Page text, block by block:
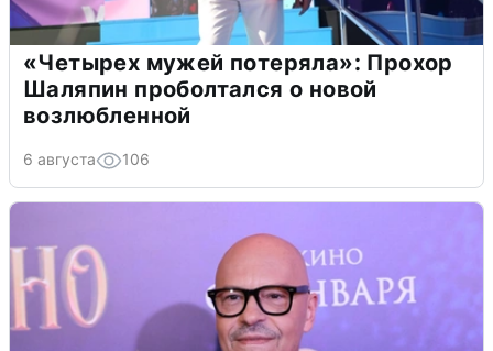
«Четырех мужей потеряла»: Прохор
Шаляпин проболтался о новой
возлюбленной
6 августа 106